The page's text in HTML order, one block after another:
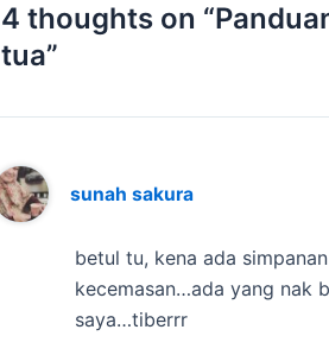
4 thoughts on
tua”
sunah sakura
betul tu, kena ada
kecemasan…ada yang nak
saya…tiberrr